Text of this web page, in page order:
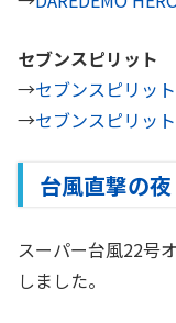
セブンスピリット
→セブンスピリッ
→セブンスピリッ
台風直撃の夜
スーパー台風22号
しました。